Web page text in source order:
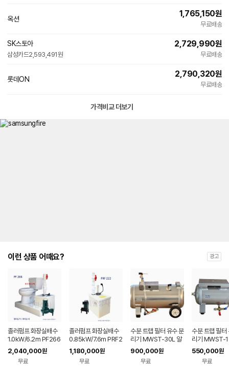
옥션
1,765,150원
무료배송
SK스토아
삼성카드2,593,491원
2,729,990원
무료배송
롯데ON
2,790,320원
무료배송
가격비교 더보기
이런 상품 어때요? 광고
졸러펌프 화장실배수
1.0kW/6.2m PF266
파워후라쉬 오수패키
지 희만상사 졸라펌프
2,040,000원
무료
졸러펌프 화장실배수
0.85kW/7.6m PRF2
22 프로플러시 오수패
키지 희만상사 졸라펌
1,180,000원
무료
수분 트랩 필터 유수 분
리기 MWST-30L 알
루미늄 탱크 30리터
국산
900,000원
무료
수분 트랩 필터
리기 MWST-
루미늄 탱크
산
550,000원
무료